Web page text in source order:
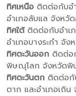
ทิศเหนือ ติดต่อกับอ
อำเภอลับแล จังหวั
ทิศใต้ติดต่อกับอำเภ
อำเภอบางระกำ จั
ทิศตะวันออก ติดต่อ
พิษณุโลก จังหวัดพิ
ทิศตะวันตก ติดต่อกั
ตาก และอำเภอเถิ